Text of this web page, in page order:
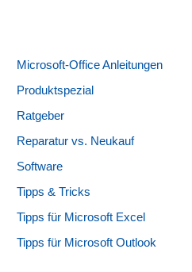
Microsoft-Office Anleitungen
Produktspezial
Ratgeber
Reparatur vs. Neukauf
Software
Tipps & Tricks
Tipps für Microsoft Excel
Tipps für Microsoft Outlook